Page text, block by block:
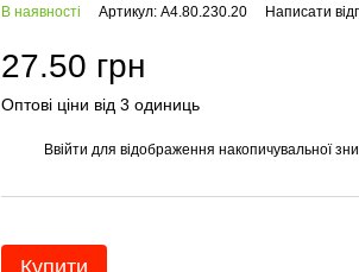
В наявності Артикул: A4.80.230.20 Написати
27.50 грн
Оптові ціни від 3 одиниць
Ввійти для відображення накопичувальної
Купити